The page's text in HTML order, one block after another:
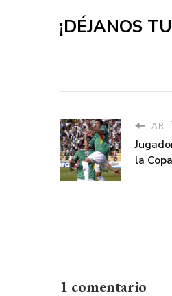
¡DÉJANOS
la
1 comentario